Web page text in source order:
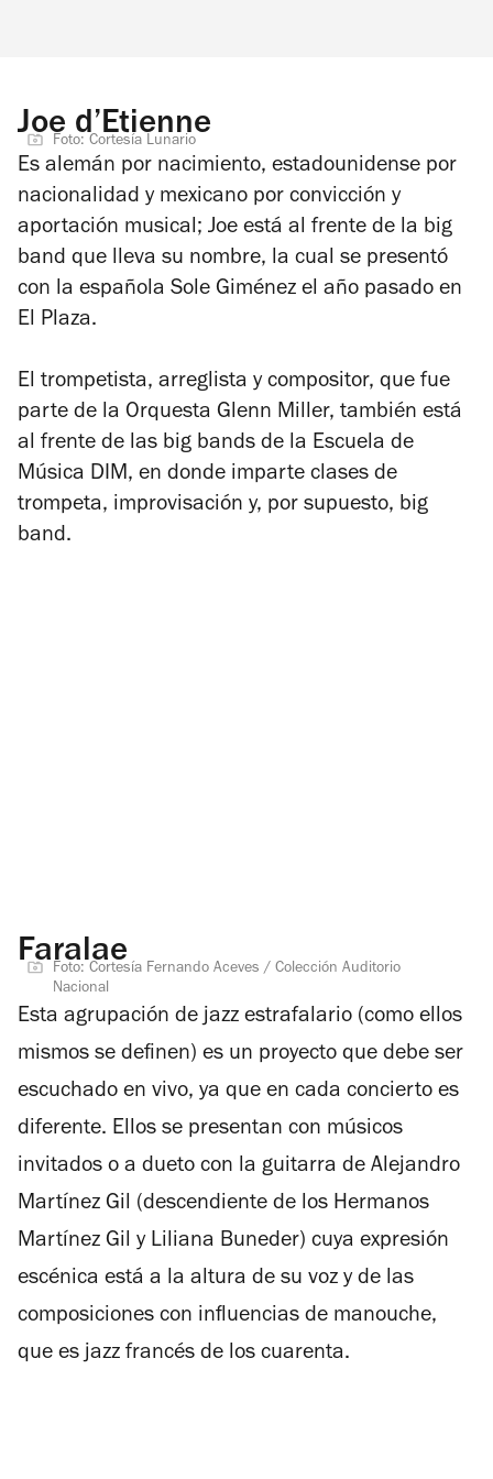
Joe d’Etienne
Foto: Cortesía Lunario
Es alemán por nacimiento, estadounidense por
nacionalidad y mexicano por convicción y
aportación musical; Joe está al frente de la big
band que lleva su nombre, la cual se presentó
con la española Sole Giménez el año pasado en
El Plaza.
El trompetista, arreglista y compositor, que fue
parte de la Orquesta Glenn Miller, también está
al frente de las big bands de la Escuela de
Música DIM, en donde imparte clases de
trompeta, improvisación y, por supuesto, big
band.
Faralae
Foto: Cortesía Fernando Aceves / Colección Auditorio
Nacional
Esta agrupación de jazz estrafalario (como ellos
mismos se definen) es un proyecto que debe ser
escuchado en vivo, ya que en cada concierto es
diferente. Ellos se presentan con músicos
invitados o a dueto con la guitarra de Alejandro
Martínez Gil (descendiente de los Hermanos
Martínez Gil y Liliana Buneder) cuya expresión
escénica está a la altura de su voz y de las
composiciones con influencias de manouche,
que es jazz francés de los cuarenta.